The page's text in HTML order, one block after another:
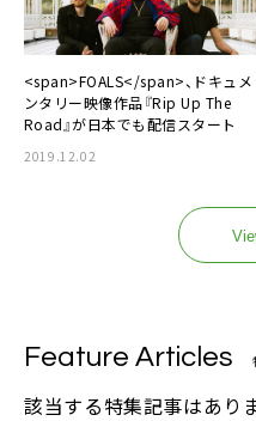
<span>FOALS</span>、ドキュメ
ンタリー映像作品『Rip Up The
Road』が日本でも配信スタート
2019.12.02
Feature Articles
該当する特集記事はあり